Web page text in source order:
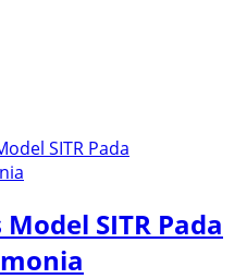
SITR Pada